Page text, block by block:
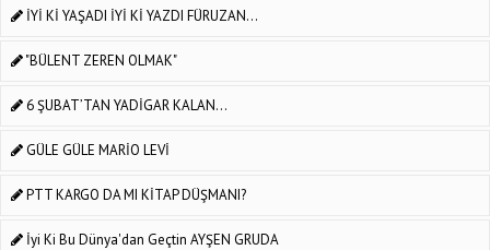
İYİ Kİ YAŞADI İYİ Kİ YAZDI FÜRUZAN...
"BÜLENT ZEREN OLMAK"
6 ŞUBAT’TAN YADİGAR KALAN…
GÜLE GÜLE MARİO LEVİ
PTT KARGO DA MI KİTAP DÜŞMANI?
İyi Ki Bu Dünya'dan Geçtin AYŞEN GRUDA